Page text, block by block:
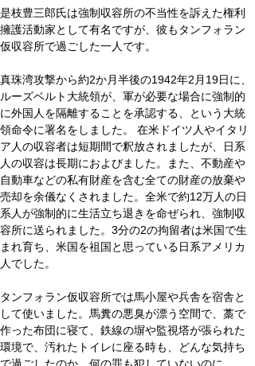
是枝豊三郎氏は強制収容所の不当性を訴えた権利
擁護活動家として有名ですが、彼もタンフォラン
仮収容所で過ごした一人です。
真珠湾攻撃から約2か月半後の1942年2月19日に、
ルーズベルト大統領が、軍が必要な場合に強制的
に外国人を隔離することを承認する、という大統
領命令に署名をしました。 在米ドイツ人やイタリ
ア人の収容者は短期間で釈放されましたが、日系
人の収容は長期におよびました。また、不動産や
自動車などの私有財産を含む全ての財産の放棄や
売却を余儀なくされました。全米で約12万人の日
系人が強制的に生活立ち退きを命ぜられ、強制収
容所に送られました。3分の2の拘留者は米国で生
まれ育ち、米国を祖国と思っている日系アメリカ
人でした。
タンフォラン仮収容所では馬小屋や兵舎を宿舎と
して使いました。馬糞の悪臭が漂う空間で、藁で
作った布団に寝て、鉄線の塀や監視塔が張られた
環境で、汚れたトイレに座る時も、どんな気持ち